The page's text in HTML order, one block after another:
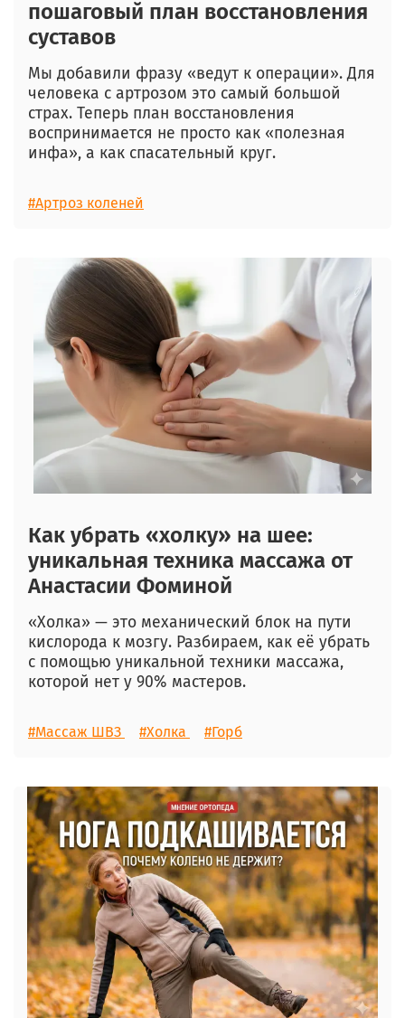
пошаговый план восстановления
суставов
Мы добавили фразу «ведут к операции». Для
человека с артрозом это самый большой
страх. Теперь план восстановления
воспринимается не просто как «полезная
инфа», а как спасательный круг.
#Артроз коленей
Как убрать «холку» на шее:
уникальная техника массажа от
Анастасии Фоминой
«Холка» — это механический блок на пути
кислорода к мозгу. Разбираем, как её убрать
с помощью уникальной техники массажа,
которой нет у 90% мастеров.
#Массаж ШВЗ #Холка #Горб